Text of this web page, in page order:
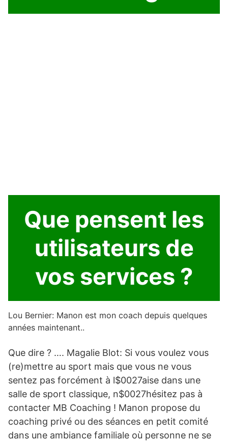
Que pensent les
utilisateurs de
vos services ?
Lou Bernier: Manon est mon coach depuis quelques
années maintenant..
Que dire ? …. Magalie Blot: Si vous voulez vous
(re)mettre au sport mais que vous ne vous
sentez pas forcément à l$0027aise dans une
salle de sport classique, n$0027hésitez pas à
contacter MB Coaching ! Manon propose du
coaching privé ou des séances en petit comité
dans une ambiance familiale où personne ne se